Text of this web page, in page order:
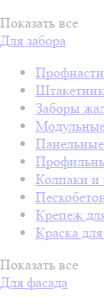
Показать все
Для забора
Заборы
Колпаки и
Крепеж
Краска
Показать все
Для фасада